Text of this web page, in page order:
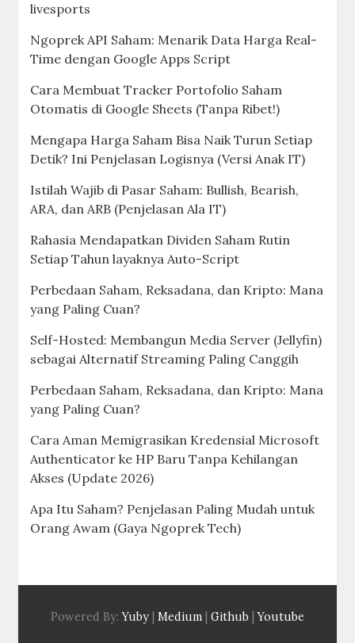
livesports
Ngoprek API Saham: Menarik Data Harga Real-
Time dengan Google Apps Script
Cara Membuat Tracker Portofolio Saham
Otomatis di Google Sheets (Tanpa Ribet!)
Mengapa Harga Saham Bisa Naik Turun Setiap
Detik? Ini Penjelasan Logisnya (Versi Anak IT)
Istilah Wajib di Pasar Saham: Bullish, Bearish,
ARA, dan ARB (Penjelasan Ala IT)
Rahasia Mendapatkan Dividen Saham Rutin
Setiap Tahun layaknya Auto-Script
Perbedaan Saham, Reksadana, dan Kripto: Mana
yang Paling Cuan?
Self-Hosted: Membangun Media Server (Jellyfin)
sebagai Alternatif Streaming Paling Canggih
Perbedaan Saham, Reksadana, dan Kripto: Mana
yang Paling Cuan?
Cara Aman Memigrasikan Kredensial Microsoft
Authenticator ke HP Baru Tanpa Kehilangan
Akses (Update 2026)
Apa Itu Saham? Penjelasan Paling Mudah untuk
Orang Awam (Gaya Ngoprek Tech)
Powered By:Yuby Medium Github |Youtube